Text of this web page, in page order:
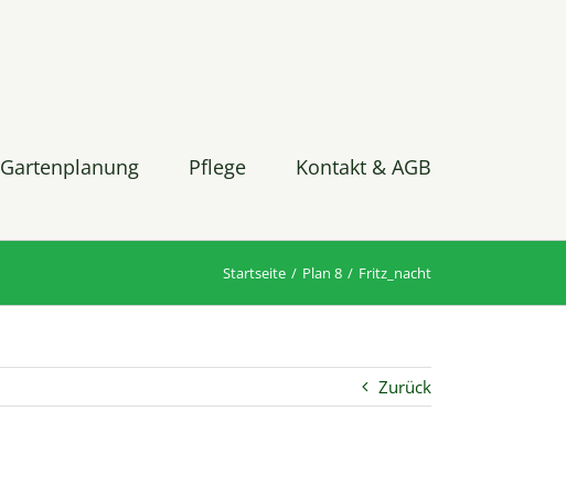
Gartenplanung Pflege Kontakt & AGB
Startseite Plan 8 Fritz_nacht
Zurück